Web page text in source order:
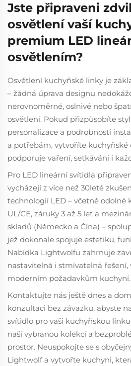
Jste připraveni
osvětlení vaší
premium LED
osvětlením?
Osvětlení kuchyňské linky je
– žádná úprava designu
nerovnoměrné, oslnivé nebo
osvětlení. Pokud přizpůsobíte
personalizace a podrobnosti
a potřebám, vytvoříte
podporuje vaření, setkávání i
Pro LED lineární svítidla
vycházejí z více než 30leté
technologií LED – včetně odolné
UL/CE, záruky 3 až 5 let a
skladů (Německo a Čína) –
jež dokonale spojuje estetiku,
Nabídka Lightwolfu zahrnuje
nastavitelná i stmívatelná řešení,
moderním požadavkům kuchyní.
Kontaktujte nás ještě dnes a
konzultaci bez závazku, abyste
svítidlo pro vaši kuchyňskou
naší vybranou kolekcí a
prostor. Neuspokojte se s
Lightwolf a vytvořte kuchyni,